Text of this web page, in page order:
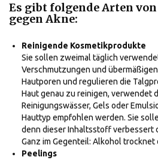
Es gibt folgende Arten
gegen Akne:
Reinigende Kosmetikprodukte
Sie sollen zweimal täglich
Verschmutzungen und
Hautporen und regulieren die
Haut genau zu reinigen, verwendet
Reinigungswässer, Gels oder
Hauttyp empfohlen werden. Sie
denn dieser Inhaltsstoff verbessert
Ganz im Gegenteil: Alkohol trocknet
Peelings